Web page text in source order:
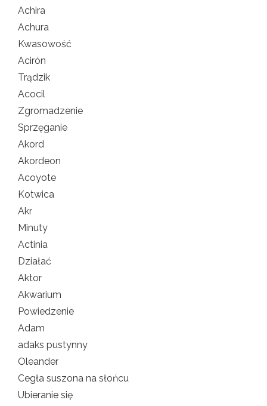
Achira
Achura
Kwasowość
Acirón
Trądzik
Acocil
Zgromadzenie
Sprzęganie
Akord
Akordeon
Acoyote
Kotwica
Akr
Minuty
Actinia
Działać
Aktor
Akwarium
Powiedzenie
Adam
adaks pustynny
Oleander
Cegła suszona na słońcu
Ubieranie się